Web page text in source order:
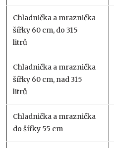
Chladnička a mraznička
šířky 60 cm, do 315
litrů
Chladnička a mraznička
šířky 60 cm, nad 315
litrů
Chladnička a mraznička
do šířky 55 cm